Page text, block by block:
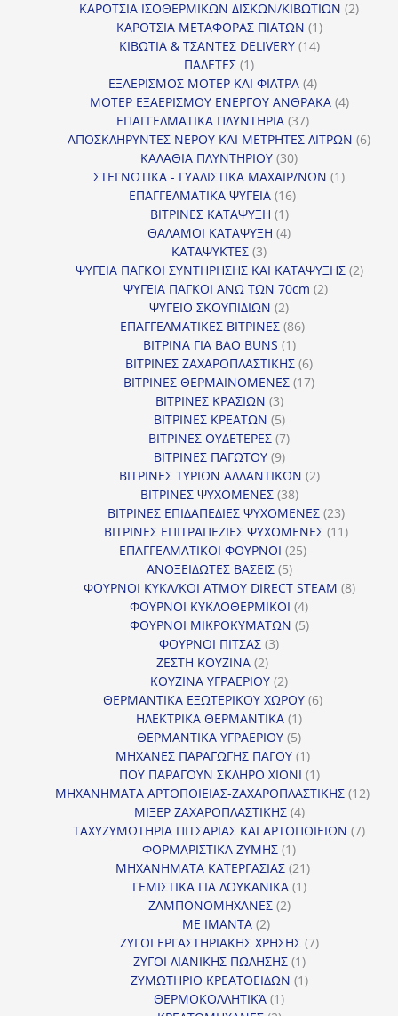
προϊόντα
ΚΑΡΟΤΣΙΑ ΙΣΟΘΕΡΜΙΚΩΝ ΔΙΣΚΩΝ/ΚΙΒΩΤΙΩΝ 22
ΚΑΡΟΤΣΙΑ ΜΕΤΑΦΟΡΑΣ ΠΙΑΤΩΝ 11
προϊόν
ΚΙΒΩΤΙΑ & ΤΣΑΝΤΕΣ DELIVERY 1414
ΠΑΛΕΤΕΣ 11
προϊόν
ΕΞΑΕΡΙΣΜΟΣ ΜΟΤΕΡ ΚΑΙ ΦΙΛΤΡΑ 44
προϊόντα
ΜΟΤΕΡ ΕΞΑΕΡΙΣΜΟΥ ΕΝΕΡΓΟΥ ΑΝΘΡΑΚΑ 44
ΕΠΑΓΓΕΛΜΑΤΙΚΑ ΠΛΥΝΤΗΡΙΑ 3737
προϊόντα
ΑΠΟΣΚΛΗΡΥΝΤΕΣ ΝΕΡΟΥ ΚΑΙ ΜΕΤΡΗΤΕΣ ΛΙΤΡΩΝ 66
ΚΑΛΑΘΙΑ ΠΛΥΝΤΗΡΙΟΥ 3030
προϊόντα
ΣΤΕΓΝΩΤΙΚΑ - ΓΥΑΛΙΣΤΙΚΑ ΜΑΧΑΙΡ/ΝΩΝ 11
ΕΠΑΓΓΕΛΜΑΤΙΚΑ ΨΥΓΕΙΑ 1616
ΒΙΤΡΙΝΕΣ ΚΑΤΑΨΥΞΗ 11
προϊόν
ΘΑΛΑΜΟΙ ΚΑΤΑΨΥΞΗ 44
ΚΑΤΑΨΥΚΤΕΣ 33
προϊόντα
ΨΥΓΕΙΑ ΠΑΓΚΟΙ ΣΥΝΤΗΡΗΣΗΣ ΚΑΙ ΚΑΤΑΨΥΞΗΣ 22
ΨΥΓΕΙΑ ΠΑΓΚΟΙ ΑΝΩ ΤΩΝ 70cm 22
ΨΥΓΕΙΟ ΣΚΟΥΠΙΔΙΩΝ 22
προϊόντα
ΕΠΑΓΓΕΛΜΑΤΙΚΕΣ ΒΙΤΡΙΝΕΣ 8686
ΒΙΤΡΙΝΑ ΓΙΑ BAO BUNS 11
προϊόν
ΒΙΤΡΙΝΕΣ ΖΑΧΑΡΟΠΛΑΣΤΙΚΗΣ 66
προϊόντα
ΒΙΤΡΙΝΕΣ ΘΕΡΜΑΙΝΟΜΕΝΕΣ 1717
ΒΙΤΡΙΝΕΣ ΚΡΑΣΙΩΝ 33
προϊόντα
ΒΙΤΡΙΝΕΣ ΚΡΕΑΤΩΝ 55
προϊόντα
ΒΙΤΡΙΝΕΣ ΟΥΔΕΤΕΡΕΣ 77
ΒΙΤΡΙΝΕΣ ΠΑΓΩΤΟΥ 99
προϊόντα
ΒΙΤΡΙΝΕΣ ΤΥΡΙΩΝ ΑΛΛΑΝΤΙΚΩΝ 22
ΒΙΤΡΙΝΕΣ ΨΥΧΟΜΕΝΕΣ 3838
προϊόντα
ΒΙΤΡΙΝΕΣ ΕΠΙΔΑΠΕΔΙΕΣ ΨΥΧΟΜΕΝΕΣ 2323
προϊόντα
ΒΙΤΡΙΝΕΣ ΕΠΙΤΡΑΠΕΖΙΕΣ ΨΥΧΟΜΕΝΕΣ 1111
ΕΠΑΓΓΕΛΜΑΤΙΚΟΙ ΦΟΥΡΝΟΙ 2525
ΑΝΟΞΕΙΔΩΤΕΣ ΒΑΣΕΙΣ 55
προϊόντα
ΦΟΥΡΝΟΙ ΚΥΚΛ/ΚΟΙ ΑΤΜΟΥ DIRECT STEAM 88
ΦΟΥΡΝΟΙ ΚΥΚΛΟΘΕΡΜΙΚΟΙ 44
προϊόντα
ΦΟΥΡΝΟΙ ΜΙΚΡΟΚΥΜΑΤΩΝ 55
ΦΟΥΡΝΟΙ ΠΙΤΣΑΣ 33
ΖΕΣΤΗ ΚΟΥΖΙΝΑ 22
προϊόντα
ΚΟΥΖΙΝΑ ΥΓΡΑΕΡΙΟΥ 22
προϊόντα
ΘΕΡΜΑΝΤΙΚΑ ΕΞΩΤΕΡΙΚΟΥ ΧΩΡΟΥ 66
ΗΛΕΚΤΡΙΚΑ ΘΕΡΜΑΝΤΙΚΑ 11
προϊόν
ΘΕΡΜΑΝΤΙΚΑ ΥΓΡΑΕΡΙΟΥ 55
προϊόντα
ΜΗΧΑΝΕΣ ΠΑΡΑΓΩΓΗΣ ΠΑΓΟΥ 11
προϊόν
ΠΟΥ ΠΑΡΑΓΟΥΝ ΣΚΛΗΡΟ ΧΙΟΝΙ 11
προϊόν
ΜΗΧΑΝΗΜΑΤΑ ΑΡΤΟΠΟΙΕΙΑΣ-ΖΑΧΑΡΟΠΛΑΣΤΙΚΗΣ 1212
ΜΙΞΕΡ ΖΑΧΑΡΟΠΛΑΣΤΙΚΗΣ 44
προϊόντα
ΤΑΧΥΖΥΜΩΤΗΡΙΑ ΠΙΤΣΑΡΙΑΣ ΚΑΙ ΑΡΤΟΠΟΙΕΙΩΝ 77
ΦΟΡΜΑΡΙΣΤΙΚΑ ΖΥΜΗΣ 11
προϊόν
ΜΗΧΑΝΗΜΑΤΑ ΚΑΤΕΡΓΑΣΙΑΣ 2121
προϊόντα
ΓΕΜΙΣΤΙΚΑ ΓΙΑ ΛΟΥΚΑΝΙΚΑ 11
ΖΑΜΠΟΝΟΜΗΧΑΝΕΣ 22
ΜΕ ΙΜΑΝΤΑ 22
προϊόντα
ΖΥΓΟΙ ΕΡΓΑΣΤΗΡΙΑΚΗΣ ΧΡΗΣΗΣ 77
ΖΥΓΟΙ ΛΙΑΝΙΚΗΣ ΠΩΛΗΣΗΣ 11
προϊόν
ΖΥΜΩΤΗΡΙΟ ΚΡΕΑΤΟΕΙΔΩΝ 11
ΘΕΡΜΟΚΟΛΛΗΤΙΚΆ 11